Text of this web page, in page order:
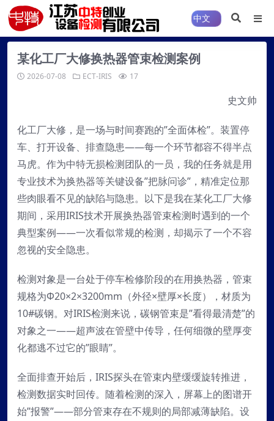
某化工厂大修换热器管束检测案例
2026-07-08 ECT-IRIS 17
史文帅
化工厂大修，是一场与时间赛跑的”全面体检”。装置停
车、打开设备、排查隐患——每一个环节都容不得半点
马虎。作为中特无损检测团队的一员，我的任务就是用
专业技术为换热器等关键设备”把脉问诊”，精准定位那
些肉眼看不见的缺陷与隐患。以下是我在某化工厂大修
期间，采用IRIS技术开展换热器管束检测时遇到的一个
典型案例——一次看似常规的检测，却揭示了一个不容
忽视的安全隐患。
检测对象是一台处于停车检修阶段的在用换热器，管束
规格为Φ20×2×3200mm（外径×壁厚×长度），材质为
10#碳钢。对IRIS检测来说，碳钢管束是”看得最清楚”的
对象之一——超声波在管壁中传导，任何细微的壁厚变
化都逃不过它的”眼睛”。
全面排查开始后，IRIS探头在管束内壁缓缓旋转推进，
检测数据实时回传。随着检测的深入，屏幕上的图谱开
始”报警”——部分管束存在不规则的局部减薄缺陷。设